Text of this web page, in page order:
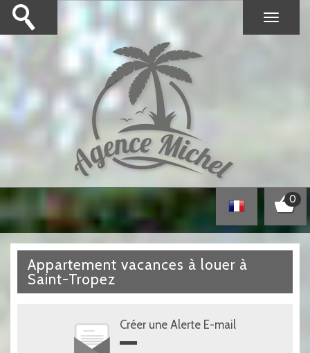
0
Appartement vacances à louer à
Saint-Tropez
Créer une Alerte E-mail